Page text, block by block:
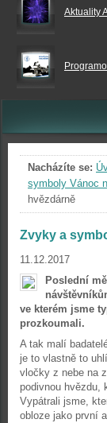
Aktuality
Nacházíte se:
symboly Vánoc
hvězdárně
Zvyky a
11.12.2017
Poslední
ve kterém jsme
prozkoumali.
A tak malí
je to vlastně to
vločky z nebe na
podivnou hvězdu,
Vypátrali jsme,
obloze jako první